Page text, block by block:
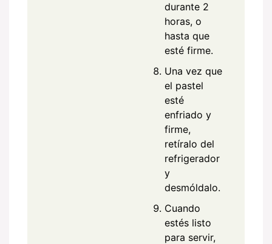
durante 2
horas, o
hasta que
esté firme.
Una vez que
el pastel
esté
enfriado y
firme,
retíralo del
refrigerador
y
desmóldalo.
Cuando
estés listo
para servir,